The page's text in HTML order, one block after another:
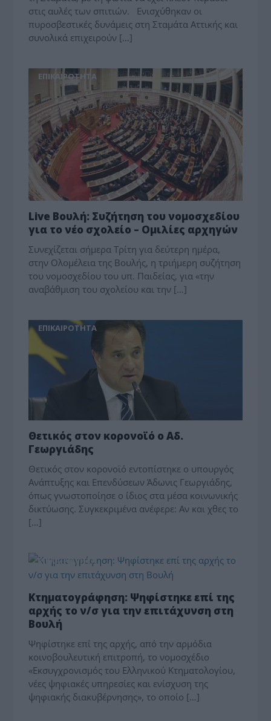
στις αυλές των σπιτιών. Ενισχύθηκαν οι
πυροσβεστικές δυνάμεις στη Σταμάτα Αττικής και
συνολικά επιχειρούν […]
ΕΠΙΚΑΙΡΟΤΗΤΑ
Live Βουλή: Συζήτηση του νομοσχεδίου
για το νέο σχολείο – Ομιλίες αρχηγών
Συνεχίζεται σήμερα Τρίτη για δεύτερη ημέρα,
στην Ολομέλεια της Βουλής, η τριήμερη συζήτηση
του νομοσχεδίου του υπ. Παιδείας, για «την
αναβάθμιση του σχολείου και την […]
ΕΠΙΚΑΙΡΟΤΗΤΑ
Θετικός στον κορονοϊό ο Αδ.
Γεωργιάδης
Θετικός στον κορονοϊό εντοπίστηκε ο υπουργός
Ανάπτυξης και Επενδύσεων Άδωνις Γεωργιάδης,
όπως γνωστοποίησε ο ίδιος στα μέσα κοινωνικής
δικτύωσης. Συγκεκριμένα ανέφερε: Αν και χθες το
[…]
ΕΠΙΚΑΙΡΟΤΗΤΑ
Κτηματογράφηση: Ψηφίστηκε επί της
αρχής το ν/σ για την επιτάχυνση στη
Βουλή
Ψηφίστηκε επί της αρχής, από την αρμόδια
κοινοβουλευτική επιτροπή, το νομοσχέδιο
«Εκσυγχρονισμός του Ελληνικού Κτηματολογίου,
νέες ψηφιακές υπηρεσίες και ενίσχυση της
ψηφιακής διακυβέρνησης», το οποίο […]